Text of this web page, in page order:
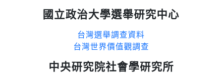
國立政治大學選舉研究中心
台灣選舉調查資料
台灣世界價值觀調查
中央研究院社會學研究所